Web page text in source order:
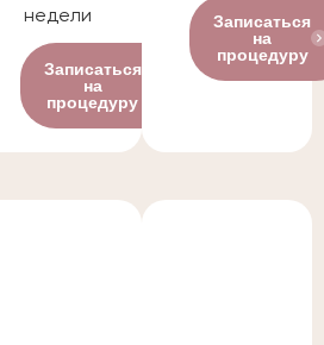
недели
Записаться
на
процедуру
Записаться
на
процедуру